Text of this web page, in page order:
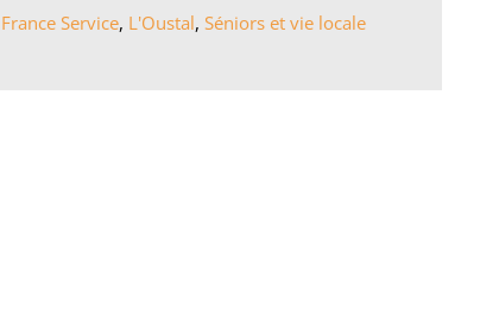
France Service, L'Oustal, Séniors et vie locale